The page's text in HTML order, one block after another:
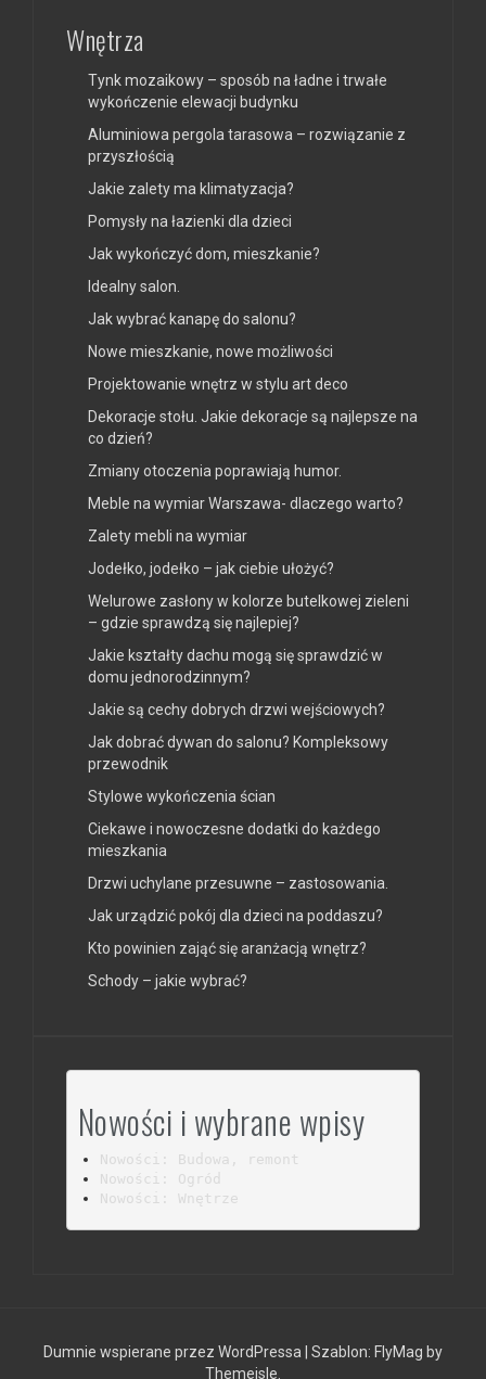
Wnętrza
Tynk mozaikowy – sposób na ładne i trwałe
wykończenie elewacji budynku
Aluminiowa pergola tarasowa – rozwiązanie z
przyszłością
Jakie zalety ma klimatyzacja?
Pomysły na łazienki dla dzieci
Jak wykończyć dom, mieszkanie?
Idealny salon.
Jak wybrać kanapę do salonu?
Nowe mieszkanie, nowe możliwości
Projektowanie wnętrz w stylu art deco
Dekoracje stołu. Jakie dekoracje są najlepsze na
co dzień?
Zmiany otoczenia poprawiają humor.
Meble na wymiar Warszawa- dlaczego warto?
Zalety mebli na wymiar
Jodełko, jodełko – jak ciebie ułożyć?
Welurowe zasłony w kolorze butelkowej zieleni
– gdzie sprawdzą się najlepiej?
Jakie kształty dachu mogą się sprawdzić w
domu jednorodzinnym?
Jakie są cechy dobrych drzwi wejściowych?
Jak dobrać dywan do salonu? Kompleksowy
przewodnik
Stylowe wykończenia ścian
Ciekawe i nowoczesne dodatki do każdego
mieszkania
Drzwi uchylane przesuwne – zastosowania.
Jak urządzić pokój dla dzieci na poddaszu?
Kto powinien zająć się aranżacją wnętrz?
Schody – jakie wybrać?
Nowości i wybrane wpisy
Nowości: Budowa, remont
Nowości: Ogród
Nowości: Wnętrze
Dumnie wspierane przez WordPressa Szablon: FlyMag by
Themeisle.